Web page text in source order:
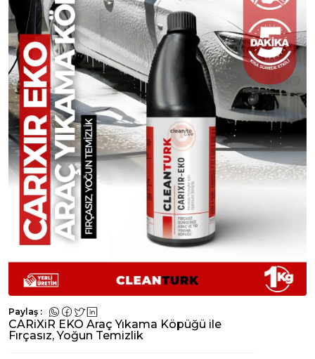
Paylaş :
CARiXiR EKO Araç Yıkama Köpüğü ile
Fırçasız, Yoğun Temizlik